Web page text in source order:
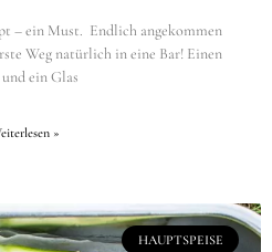
– ein Must. Endlich angekommen
Weg natürlich in eine Bar! Einen
ein Glas
»
HAUPTSPEISE